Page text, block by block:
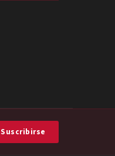
Suscribirse